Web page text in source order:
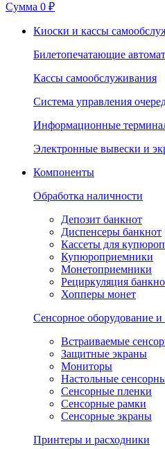
Сумма 0 ₽
Киоски и кассы
Билетопечатающие
Кассы самообслуживания
Система управления
Информационные
Электронные вывески и
Компоненты
Обработка наличности
Депозит банкнот
Диспенсеры банкнот
Кассеты для
Купюроприемники
Монетоприемники
Рециркуляция
Хопперы монет
Сенсорное оборудование
Встраиваемые
Защитные экраны
Мониторы
Настольные
Сенсорные пленки
Сенсорные рамки
Сенсорные экраны
Принтеры и расходники